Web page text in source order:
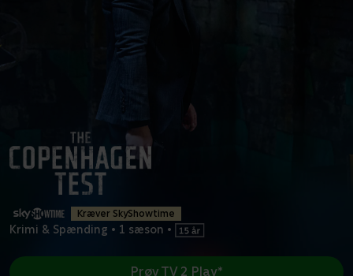
Kræver SkyShowtime
Krimi & Spænding • 1 sæson •
Prøv TV 2 Play*